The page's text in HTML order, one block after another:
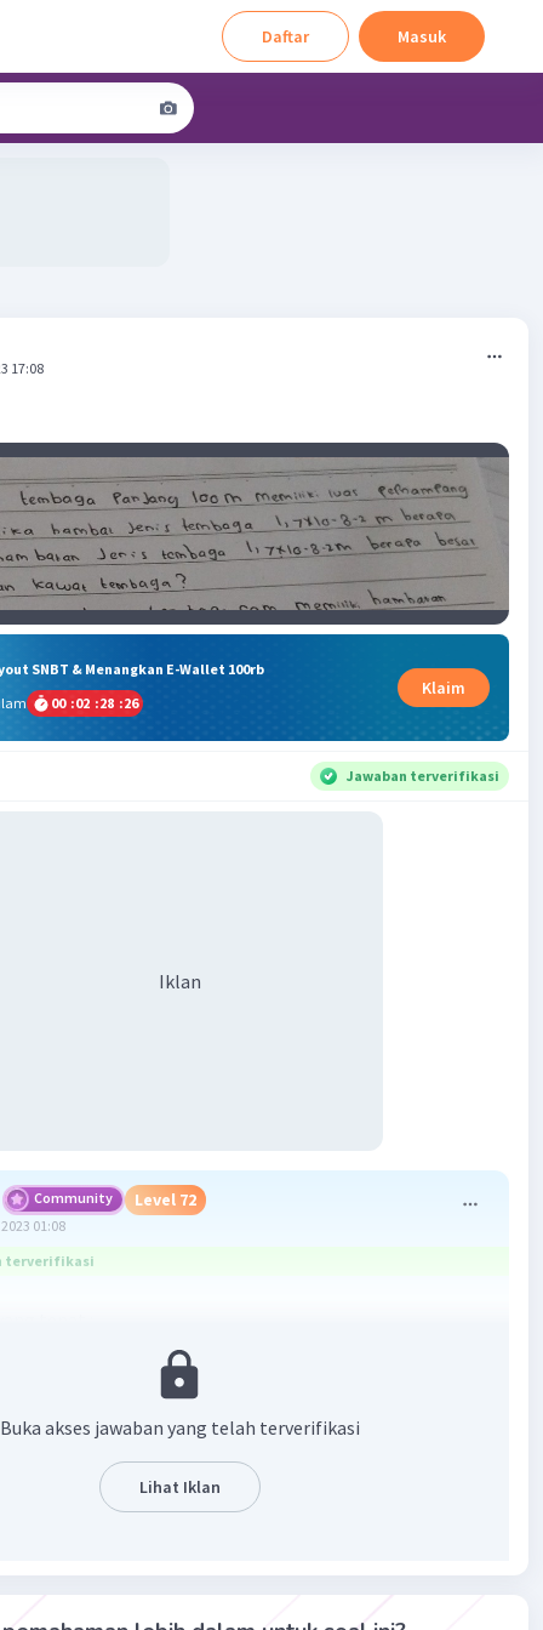
Daftar Masuk
17:08
SNBT & Menangkan E-Wallet 100rb
00 :02 :28 :25
Klaim
Jawaban terverifikasi
Iklan
Community Level 72
01:08
terverifikasi
kawat tembaga adalah 1,7 𝞨
2
) / ( 2 x 10
Buka akses jawaban yang telah terverifikasi
Lihat Iklan